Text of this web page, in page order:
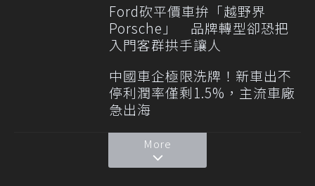
Ford砍平價車拚「越野界
Porsche」 品牌轉型卻恐把
入門客群拱手讓人
中國車企極限洗牌！新車出不
停利潤率僅剩1.5%，主流車廠
急出海
More